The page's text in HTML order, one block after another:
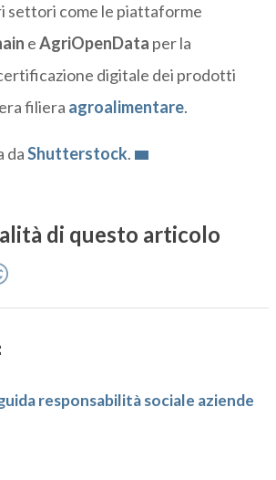
settori come le piattaforme
eAgriOpenData per la
digitale dei prodotti
filiera agroalimentare.
daShutterstock.
di questo articolo
responsabilità sociale aziende